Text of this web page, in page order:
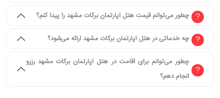
چطور می‌توانم قیمت هتل آپارتمان برکات مشهد را پیدا کنم؟
چه خدماتی در هتل آپارتمان برکات مشهد ارائه می‌شود؟
چطور می‌توانم برای اقامت در هتل آپارتمان برکات مشهد رزرو
انجام دهم؟